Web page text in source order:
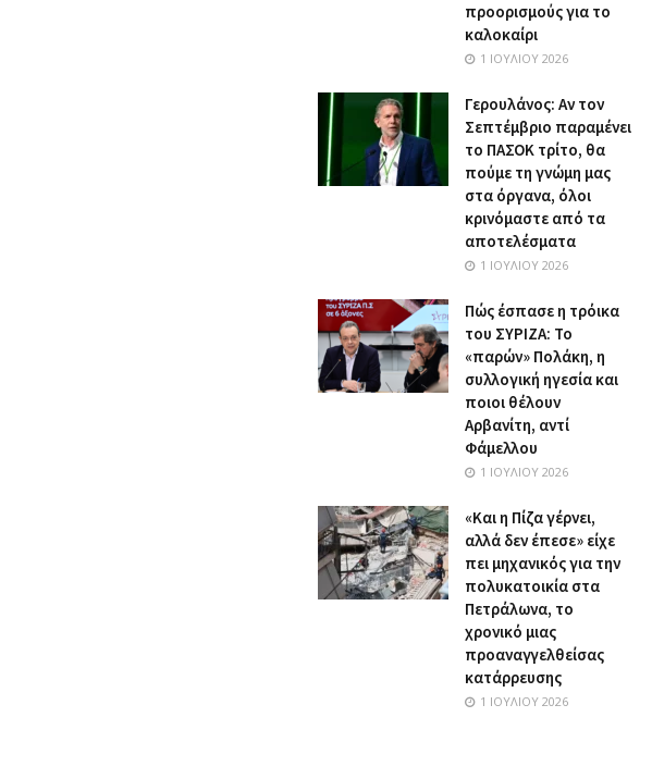
προορισμούς για το
καλοκαίρι
1 ΙΟΥΛΊΟΥ 2026
Γερουλάνος: Αν τον
Σεπτέμβριο παραμένει
το ΠΑΣΟΚ τρίτο, θα
πούμε τη γνώμη μας
στα όργανα, όλοι
κρινόμαστε από τα
αποτελέσματα
1 ΙΟΥΛΊΟΥ 2026
Πώς έσπασε η τρόικα
του ΣΥΡΙΖΑ: Το
«παρών» Πολάκη, η
συλλογική ηγεσία και
ποιοι θέλουν
Αρβανίτη, αντί
Φάμελλου
1 ΙΟΥΛΊΟΥ 2026
«Και η Πίζα γέρνει,
αλλά δεν έπεσε» είχε
πει μηχανικός για την
πολυκατοικία στα
Πετράλωνα, το
χρονικό μιας
προαναγγελθείσας
κατάρρευσης
1 ΙΟΥΛΊΟΥ 2026